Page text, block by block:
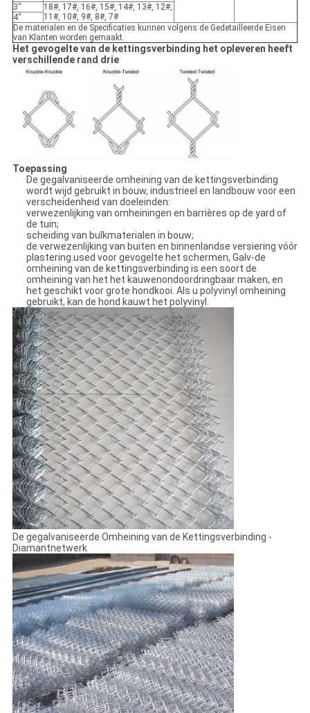
3“
18#, 17#, 16#, 15#, 14#, 13#, 12#,
11#, 10#, 9#, 8#, 7#
4“
De materialen en de Specificaties kunnen volgens de Gedetailleerde Eisen
van Klanten worden gemaakt.
Het gevogelte van de kettingsverbinding het opleveren heeft
verschillende rand drie
Toepassing
De gegalvaniseerde omheining van de kettingsverbinding
wordt wijd gebruikt in bouw, industrieel en landbouw voor een
verscheidenheid van doeleinden:
verwezenlijking van omheiningen en barrières op de yard of
de tuin;
scheiding van bulkmaterialen in bouw;
de verwezenlijking van buiten en binnenlandse versiering vóór
plastering.used voor gevogelte het schermen, Galv-de
omheining van de kettingsverbinding is een soort de
omheining van het het kauwenondoordringbaar maken, en
het geschikt voor grote hondkooi. Als u polyvinyl omheining
gebruikt, kan de hond kauwt het polyvinyl.
De gegalvaniseerde Omheining van de Kettingsverbinding -
Diamantnetwerk